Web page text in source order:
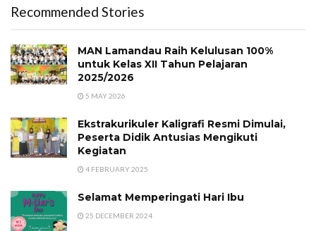
Recommended Stories
MAN Lamandau Raih Kelulusan 100%
untuk Kelas XII Tahun Pelajaran
2025/2026
5 MAY 2026
Ekstrakurikuler Kaligrafi Resmi Dimulai,
Peserta Didik Antusias Mengikuti
Kegiatan
4 FEBRUARY 2025
Selamat Memperingati Hari Ibu
25 DECEMBER 2024